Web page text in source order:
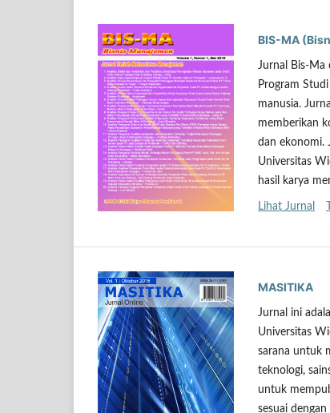
BIS-MA
Jurnal Bis-Ma
Program
manusia.
memberikan
dan ekonomi.
Universitas
hasil karya
Lihat Jurnal
MASITIKA
Jurnal ini
Universitas
sarana untuk
teknologi,
untuk
sesuai